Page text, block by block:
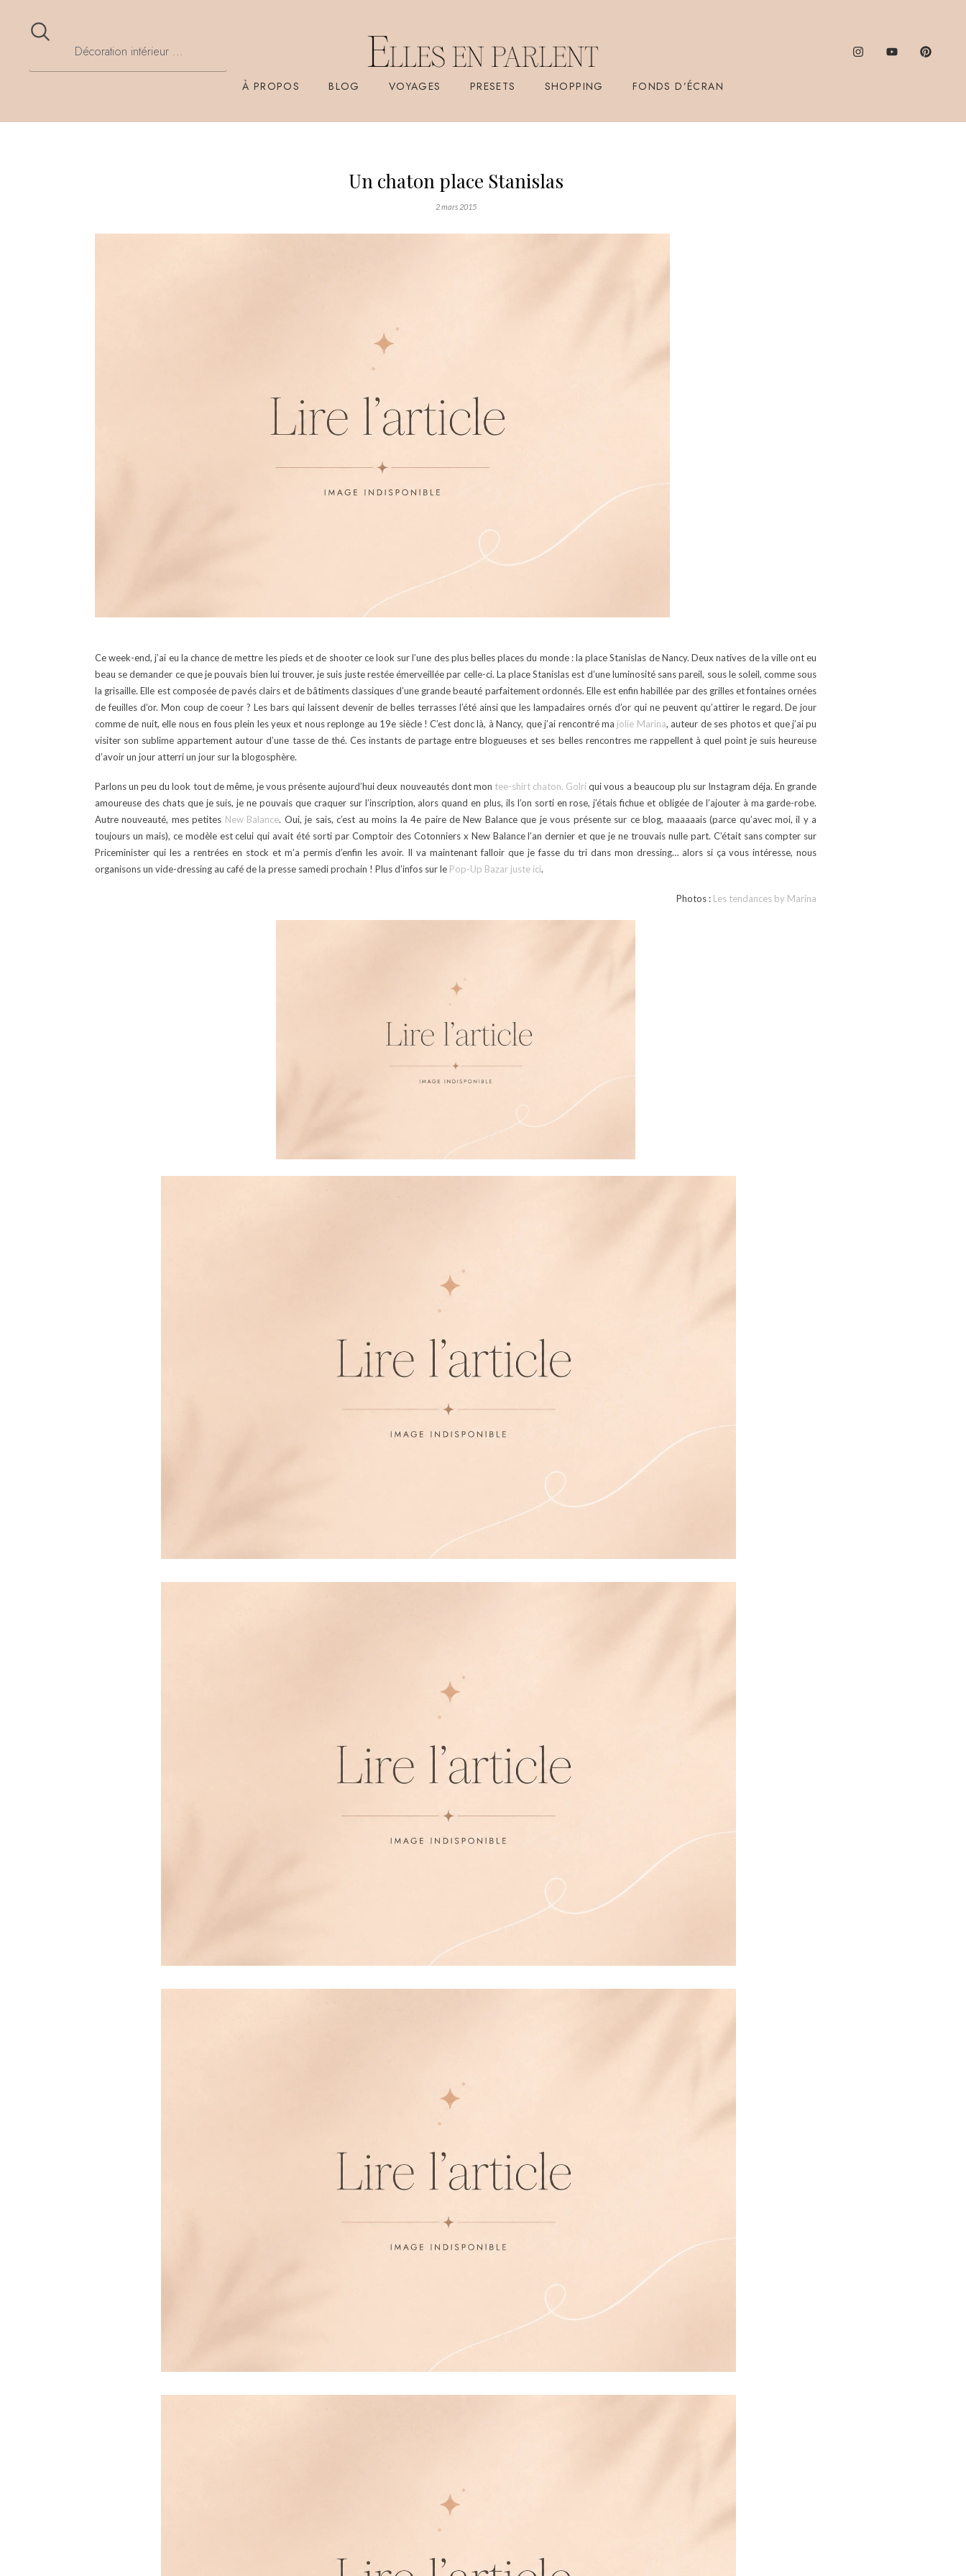
À PROPOS BLOG VOYAGES PRESETS SHOPPING FONDS D’ÉCRAN
Un chaton place Stanislas
2 mars 2015
Ce week-end, j’ai eu la chance de mettre les pieds et de shooter ce look sur l’une des plus belles places du monde : la place Stanislas de Nancy. Deux natives de la ville ont eu
beau se demander ce que je pouvais bien lui trouver, je suis juste restée émerveillée par celle-ci. La place Stanislas est d’une luminosité sans pareil, sous le soleil, comme sous
la grisaille. Elle est composée de pavés clairs et de bâtiments classiques d’une grande beauté parfaitement ordonnés. Elle est enfin habillée par des grilles et fontaines ornées
de feuilles d’or. Mon coup de coeur ? Les bars qui laissent devenir de belles terrasses l’été ainsi que les lampadaires ornés d’or qui ne peuvent qu’attirer le regard. De jour
comme de nuit, elle nous en fous plein les yeux et nous replonge au 19e siècle ! C’est donc là, à Nancy, que j’ai rencontré ma jolie Marina, auteur de ses photos et que j’ai pu
visiter son sublime appartement autour d’une tasse de thé. Ces instants de partage entre blogueuses et ses belles rencontres me rappellent à quel point je suis heureuse
d’avoir un jour atterri un jour sur la blogosphère.
Parlons un peu du look tout de même, je vous présente aujourd’hui deux nouveautés dont mon tee-shirt chaton. Golriqui vous a beaucoup plu sur Instagram déja. En grande
amoureuse des chats que je suis, je ne pouvais que craquer sur l’inscription, alors quand en plus, ils l’on sorti en rose, j’étais fichue et obligée de l’ajouter à ma garde-robe.
Autre nouveauté, mes petites New Balance. Oui, je sais, c’est au moins la 4e paire de New Balance que je vous présente sur ce blog, maaaaais (parce qu’avec moi, il y a
toujours un mais), ce modèle est celui qui avait été sorti par Comptoir des Cotonniers x New Balance l’an dernier et que je ne trouvais nulle part. C’était sans compter sur
Priceminister qui les a rentrées en stock et m’a permis d’enfin les avoir. Il va maintenant falloir que je fasse du tri dans mon dressing… alors si ça vous intéresse, nous
organisons un vide-dressing au café de la presse samedi prochain ! Plus d’infos sur le Pop-Up Bazar juste ici.
Photos : Les tendances by Marina